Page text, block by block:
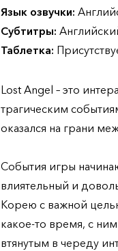
Язык озвучки:
Субтитры:
Таблетка:
Lost Angel – это
трагическим
оказался на грани
События игры
влиятельный и
Корею с важной
какое-то время, с
втянутым в череду